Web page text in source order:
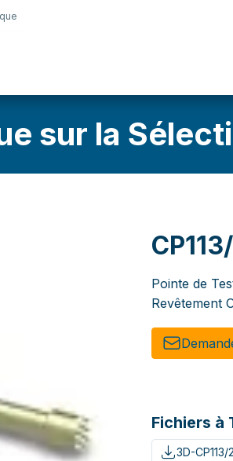
sur la
Pointe de
Revêtement
Fichiers à
3D-